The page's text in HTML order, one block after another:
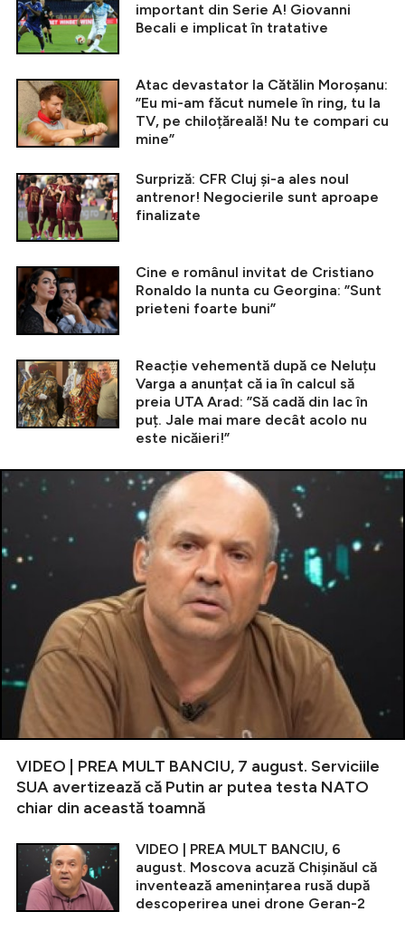
important din Serie A! Giovanni
Becali e implicat în tratative
Atac devastator la Cătălin Moroșanu:
”Eu mi-am făcut numele în ring, tu la
TV, pe chiloțăreală! Nu te compari cu
mine”
Surpriză: CFR Cluj și-a ales noul
antrenor! Negocierile sunt aproape
finalizate
Cine e românul invitat de Cristiano
Ronaldo la nunta cu Georgina: ”Sunt
prieteni foarte buni”
Reacție vehementă după ce Neluțu
Varga a anunțat că ia în calcul să
preia UTA Arad: ”Să cadă din lac în
puț. Jale mai mare decât acolo nu
este nicăieri!”
VIDEO | PREA MULT BANCIU, 7 august. Serviciile
SUA avertizează că Putin ar putea testa NATO
chiar din această toamnă
VIDEO | PREA MULT BANCIU, 6
august. Moscova acuză Chișinăul că
inventează amenințarea rusă după
descoperirea unei drone Geran-2